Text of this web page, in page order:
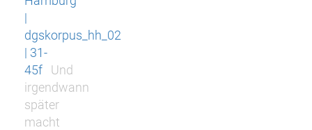
|
dgskorpus_hh_02
| 31-
45f
Und
irgendwann
später
macht